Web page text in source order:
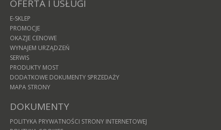
OFERTA I USŁUGI
E-SKLEP
PROMOCJE
OKAZJE CENOWE
WYNAJEM URZĄDZEŃ
SERWIS
PRODUKTY MOST
DODATKOWE DOKUMENTY SPRZEDAŻY
MAPA STRONY
DOKUMENTY
POLITYKA PRYWATNOŚCI STRONY INTERNETOWEJ